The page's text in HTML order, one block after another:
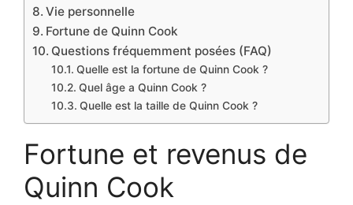
Vie personnelle
Fortune de Quinn Cook
Questions fréquemment posées (FAQ)
Quelle est la fortune de Quinn Cook ?
Quel âge a Quinn Cook ?
Quelle est la taille de Quinn Cook ?
Fortune et revenus de
Quinn Cook